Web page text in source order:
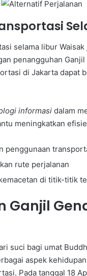
selama libur Waisak
penangguhan Ganjil
di Jakarta dapat
informasi dalam
meningkatkan
penggunaan
rute perjalanan
di titik-titik
Ganjil
suci bagi umat
aspek
Pada tanggal 18